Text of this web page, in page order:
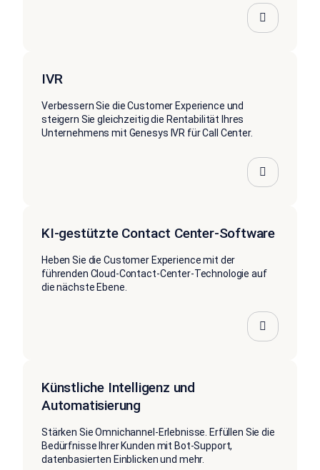
IVR
Verbessern Sie die Customer Experience und
steigern Sie gleichzeitig die Rentabilität Ihres
Unternehmens mit Genesys IVR für Call Center.
KI-gestützte Contact Center-Software
Heben Sie die Customer Experience mit der
führenden Cloud-Contact-Center-Technologie auf
die nächste Ebene.
Künstliche Intelligenz und
Automatisierung
Stärken Sie Omnichannel-Erlebnisse. Erfüllen Sie die
Bedürfnisse Ihrer Kunden mit Bot-Support,
datenbasierten Einblicken und mehr.